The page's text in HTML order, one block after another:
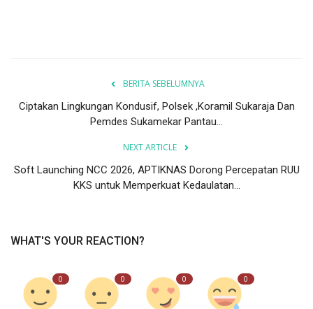
BERITA SEBELUMNYA
Ciptakan Lingkungan Kondusif, Polsek ,Koramil Sukaraja Dan
Pemdes Sukamekar Pantau...
NEXT ARTICLE
Soft Launching NCC 2026, APTIKNAS Dorong Percepatan RUU
KKS untuk Memperkuat Kedaulatan...
WHAT'S YOUR REACTION?
0 0 0 0